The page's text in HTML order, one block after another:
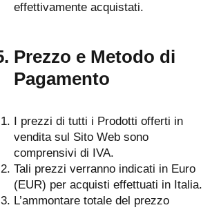
effettivamente acquistati.
Prezzo e Metodo di
Pagamento
I prezzi di tutti i Prodotti offerti in
vendita sul Sito Web sono
comprensivi di IVA.
Tali prezzi verranno indicati in Euro
(EUR) per acquisti effettuati in Italia.
L’ammontare totale del prezzo